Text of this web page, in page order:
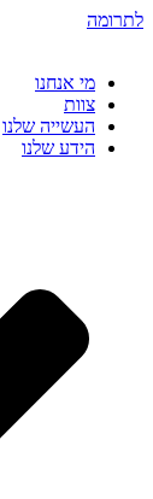
לתרומהדלג
מי אנחנו
צוות
העשייה שלנו
הידע שלנו